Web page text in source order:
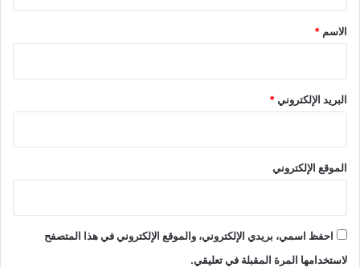
*
الاسم *
البريد الإلكتروني*
الموقع الإلكتروني
احفظ اسمي، بريدي الإلكتروني، والموقع الإلكتروني في هذا المتصفح
لاستخدامها المرة المقبلة في تعليقي.